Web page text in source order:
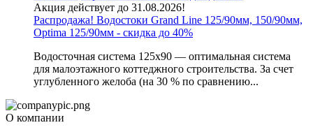
Акция действует до 31.08.2026!
Распродажа! Водостоки Grand Line 125/90мм, 150/90мм,
Optima 125/90мм - скидка до 40%
Водосточная система 125х90 — оптимальная система
для малоэтажного коттеджного строительства. За счет
углубленного желоба (на 30 % по сравнению...
О компании